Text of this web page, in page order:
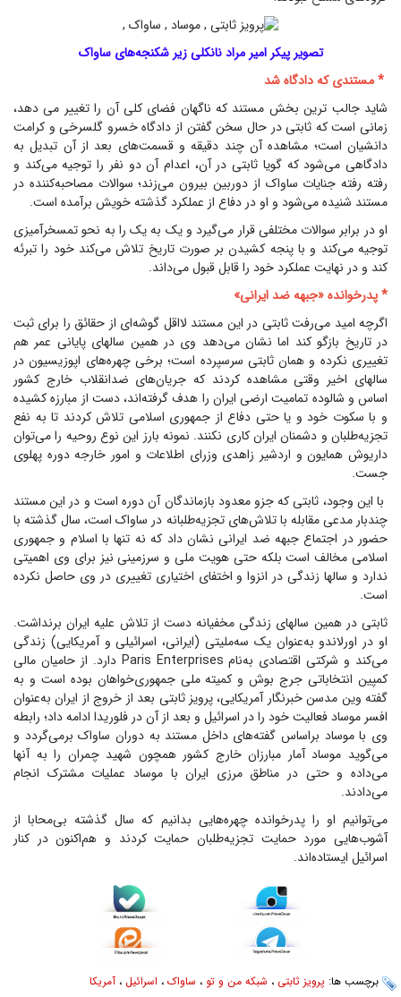
تصویر پیکر امیر مراد نانکلی زیر شکنجه‌های ساواک
* مستندی که دادگاه شد
شاید جالب ترین بخش مستند که ناگهان فضای کلی آن را تغییر می دهد،
زمانی است که ثابتی در حال سخن گفتن از دادگاه خسرو گلسرخی و کرامت
دانشیان است؛ مشاهده آن چند دقیقه و قسمت‌های بعد از آن تبدیل به
دادگاهی می‌شود که گویا ثابتی در آن، اعدام آن دو نفر را توجیه می‌کند و
رفته رفته جنایات ساواک از دوربین بیرون می‌زند؛ سوالات مصاحبه‌کننده در
مستند شنیده می‌شود و او در دفاع از عملکرد گذشته خویش برآمده است.
او در برابر سوالات مختلفی قرار می‌گیرد و یک به یک را به نحو تمسخرآمیزی
توجیه می‌کند و با پنجه کشیدن بر صورت تاریخ تلاش می‌کند خود را تبرئه
کند و در نهایت عملکرد خود را قابل قبول می‌داند.
* پدرخوانده «جبهه ضد ایرانی»
اگرچه امید می‌رفت ثابتی در این مستند لااقل گوشه‌ای از حقائق را برای ثبت
در تاریخ بازگو کند اما نشان می‌دهد وی در همین سالهای پایانی عمر هم
تغییری نکرده و همان ثابتی سرسپرده است؛ برخی چهره‌های اپوزیسیون در
سالهای اخیر وقتی مشاهده کردند که جریان‌های ضدانقلاب خارج کشور
اساس و شالوده تمامیت ارضی ایران را هدف گرفته‌اند، دست از مبارزه کشیده
و با سکوت خود و یا حتی دفاع از جمهوری اسلامی تلاش کردند تا به نفع
تجزیه‌طلبان و دشمنان ایران کاری نکنند. نمونه بارز این نوع روحیه را می‌توان
داریوش همایون و اردشیر زاهدی وزرای اطلاعات و امور خارجه دوره پهلوی
جست.
با این وجود، ثابتی که جزو معدود بازماندگان آن دوره است و در این مستند
چندبار مدعی مقابله با تلاش‌های تجزیه‌طلبانه در ساواک است، سال گذشته با
حضور در اجتماع جبهه ضد ایرانی نشان داد که نه تنها با اسلام و جمهوری
اسلامی مخالف است بلکه حتی هویت ملی و سرزمینی نیز برای وی اهمیتی
ندارد و سالها زندگی در انزوا و اختفای اختیاری تغییری در وی حاصل نکرده
است.
ثابتی در همین سالهای زندگی مخفیانه دست از تلاش علیه ایران برنداشت.
او در اورلاندو به‌عنوان یک سه‌ملیتی (ایرانی، اسرائیلی و آمریکایی) زندگی
می‌کند و شرکتی اقتصادی به‌نام Paris Enterprises دارد. از حامیان مالی
کمپین انتخاباتی جرج بوش و کمیته ملی جمهوری‌خواهان بوده‌ است و به
گفته وین مدسن خبرنگار آمریکایی، پرویز ثابتی بعد از خروج از ایران به‌عنوان
افسر موساد فعالیت خود را در اسرائیل و بعد از آن در فلوریدا ادامه داد؛ رابطه
وی با موساد براساس گفته‌های داخل مستند به دوران ساواک برمی‌گردد و
می‌گوید موساد آمار مبارزان خارج کشور همچون شهید چمران را به آنها
می‌داده و حتی در مناطق مرزی ایران با موساد عملیات مشترک انجام
می‌دادند.
می‌توانیم او را پدرخوانده چهره‌هایی بدانیم که سال گذشته بی‌محابا از
آشوب‌هایی مورد حمایت تجزیه‌طلبان حمایت کردند و هم‌اکنون در کنار
اسرائیل ایستاده‌اند.
برچسب ها: پرویز ثابتی ، شبکه من و تو ، ساواک ، اسرائیل ، آمریکا